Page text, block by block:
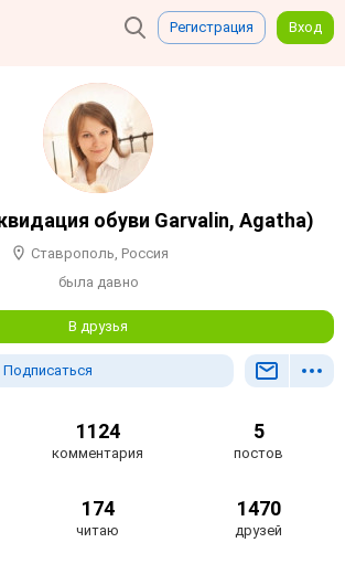
Регистрация Вход
обуви Garvalin, Agatha)
Ставрополь, Россия
была давно
В друзья
Подписаться
1124
комментария
5
постов
174
читаю
1470
друзей